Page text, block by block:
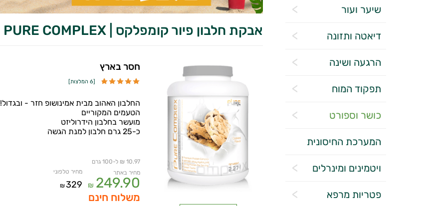
שיער ועור
דיאטה ותזונה
הרגעה ושינה
תפקוד המוח
כושר וספורט
המערכת החיסונית
ויטמינים ומינרלים
פטריות מרפא
אבקת חלבון פיור קומפלקס | PURE COMPLEX
חסר בארץ
[6 המלצות ]
החלבון האהוב מבית אמינושופ חזר - ובגדול!
הטעמים המקוריים
מועשר בחלבון הידרוליזט
כ-25 גרם חלבון למנת הגשה
10.97 ₪ ל-100 גרם
מחיר באתר
249.90
₪
מחיר טלפוני
329
₪
משלוח חינם